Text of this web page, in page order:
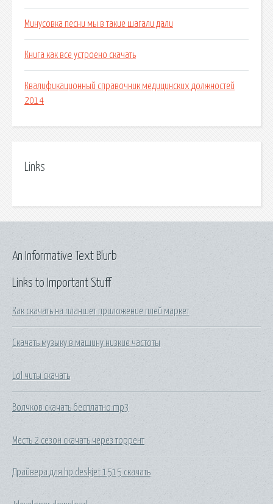
Минусовка песни мы в такие шагали дали
Книга как все устроено скачать
Квалификационный справочник медицинских должностей
2014
Links
Links to Important Stuff
Как скачать на планшет приложение плей маркет
Скачать музыку в машину низкие частоты
Lol читы скачать
Волчков скачать бесплатно mp3
Месть 2 сезон скачать через торрент
Драйвера для hp deskjet 1515 скачать
An Informative Text Blurb